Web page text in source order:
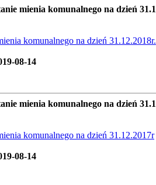
mienia komunalnego na dzień
komunalnego na dzień 31.12.2018r.
08-14
mienia komunalnego na dzień
komunalnego na dzień 31.12.2017r
08-14